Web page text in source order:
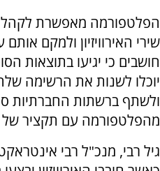
שירי האירוויזיון ולמקם
חושבים כי יגיעו בתוצאות
יוכלו לשנות את הרשימה
ולשתף ברשתות החברתיות
מהפלטפורמה עם תקציר של
גיל רבי, מנכ"ל רבי